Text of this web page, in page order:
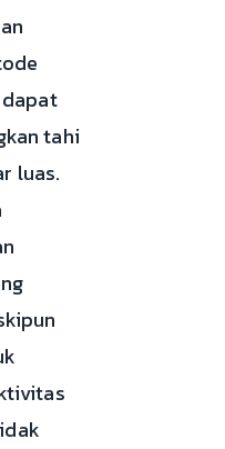
tahi
luas.